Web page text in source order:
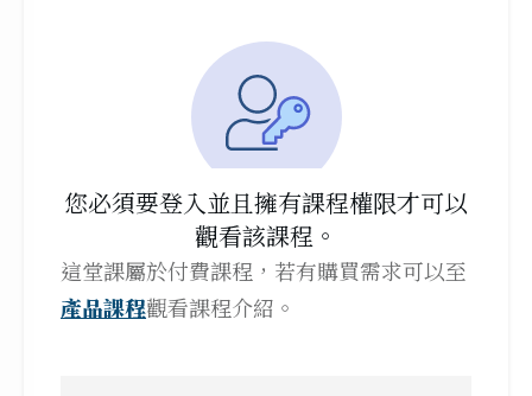
您必須要登入並且擁有課程權限才可以
觀看該課程。
這堂課屬於付費課程，若有購買需求可以至
產品課程觀看課程介紹。